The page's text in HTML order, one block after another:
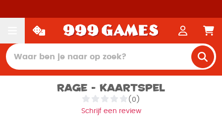
Rage - Kaartspel
(0)
Schrijf een review